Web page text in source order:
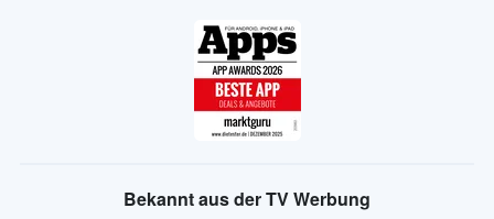
Bekannt aus der TV Werbung